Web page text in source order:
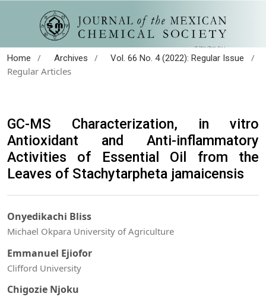
Home / Archives / Vol. 66 No. 4 (2022): Regular Issue
/
Regular Articles
GC-MS Characterization, in vitro
Antioxidant and Anti-inflammatory
Activities of Essential Oil from the
Leaves of Stachytarpheta jamaicensis
Onyedikachi Bliss
Michael Okpara University of Agriculture
Emmanuel Ejiofor
Clifford University
Chigozie Njoku